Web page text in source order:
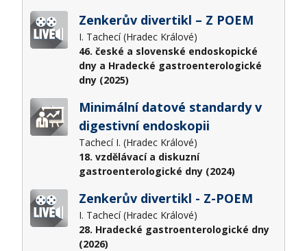
Zenkerův divertikl – Z POEM
I. Tachecí (Hradec Králové)
46. české a slovenské endoskopické
dny a Hradecké gastroenterologické
dny (2025)
Minimální datové standardy v
digestivní endoskopii
Tachecí I. (Hradec Králové)
18. vzdělávací a diskuzní
gastroenterologické dny (2024)
Zenkerův divertikl - Z-POEM
I. Tachecí (Hradec Králové)
28. Hradecké gastroenterologické dny
(2026)